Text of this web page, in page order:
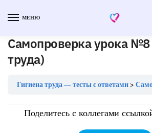
МЕНЮ
Самопроверка урока №8
труда)
Гигиена труда — тесты с ответами
Поделитесь с коллегами